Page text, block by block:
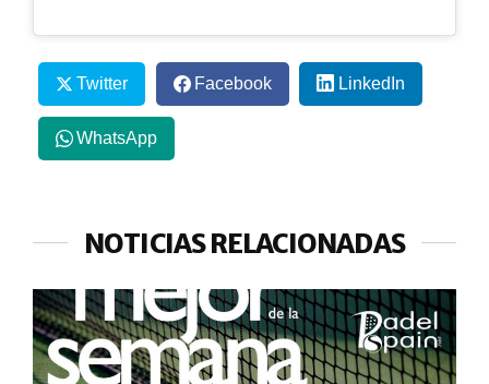
Twitter Facebook LinkedIn
WhatsApp
NOTICIAS RELACIONADAS